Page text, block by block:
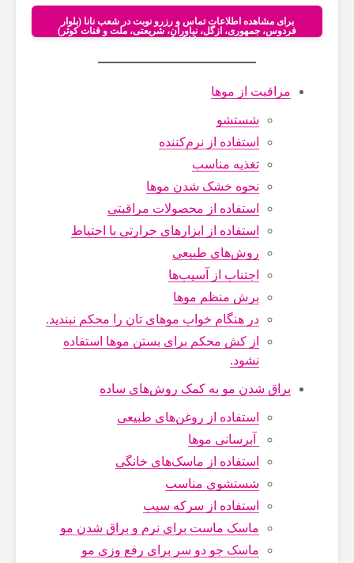
برای مشاهده اطلاعات تماس و رزرو نوبت در شعب نانا (بلوار
فردوس، جمهوری، ازگل، نیاوران، شریعتی، ملت و قنات کوثر)
کلیک کنید
مراقبت از موها
شستشو
استفاده از نرم‌کننده
تغذیه مناسب
نحوه خشک شدن موها
استفاده از محصولات مراقبتی
استفاده از ابزارهای حرارتی با احتیاط
روش‌های طبیعی
اجتناب از آسیب‌ها
برش منظم موها
در هنگام خواب موهای تان را محکم نبندید.
از کش محکم برای بستن موها استفاده
نشود.
براق شدن مو به کمک روش‌های ساده
استفاده از روغن‌های طبیعی
آبرسانی موها
استفاده از ماسک‌های خانگی
شستشوی مناسب
استفاده از سرکه سیب
ماسک ماست برای نرم و براق شدن مو
ماسک جو دو سر برای رفع وزی مو